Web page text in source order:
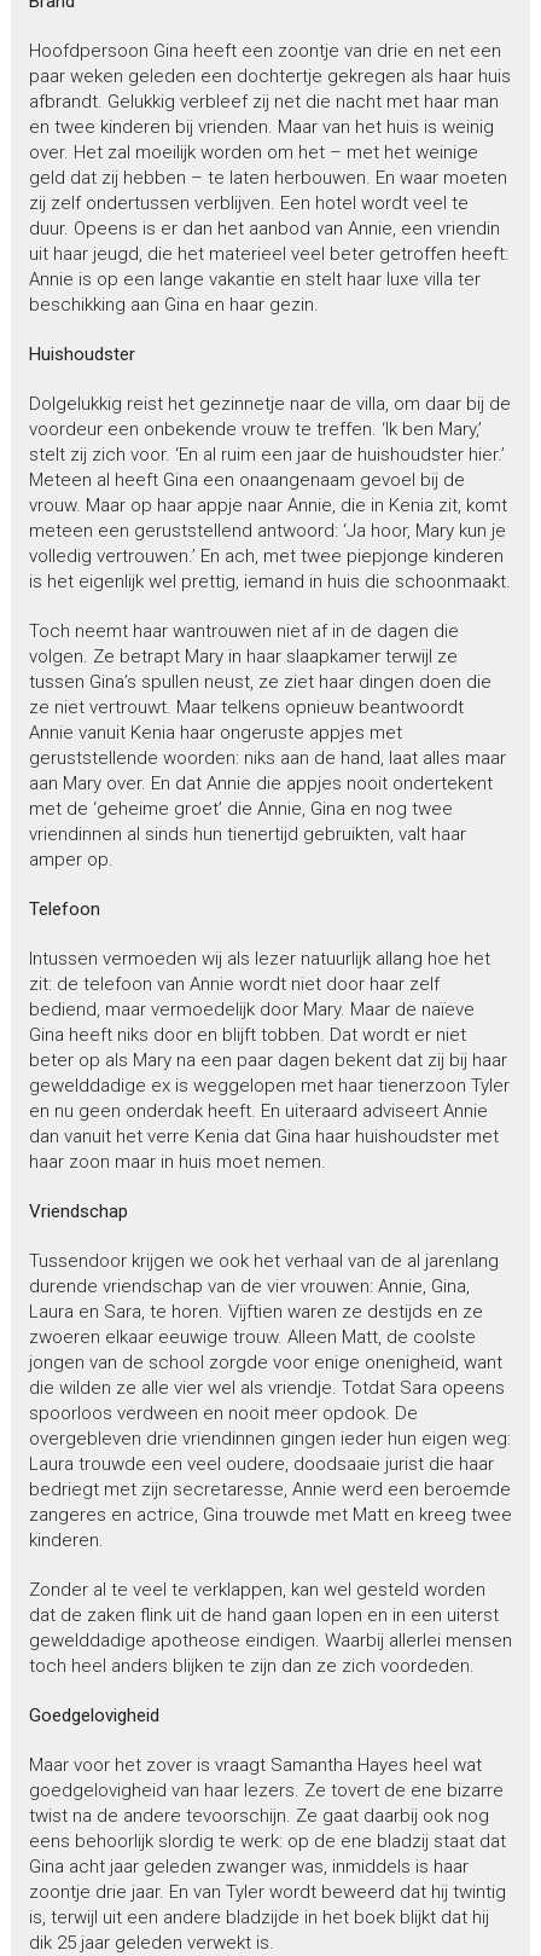
Hoofdpersoon Gina heeft een zoontje van drie en net een
paar weken geleden een dochtertje gekregen als haar huis
afbrandt. Gelukkig verbleef zij net die nacht met haar man
en twee kinderen bij vrienden. Maar van het huis is weinig
over. Het zal moeilijk worden om het – met het weinige
geld dat zij hebben – te laten herbouwen. En waar moeten
zij zelf ondertussen verblijven. Een hotel wordt veel te
duur. Opeens is er dan het aanbod van Annie, een vriendin
uit haar jeugd, die het materieel veel beter getroffen heeft:
Annie is op een lange vakantie en stelt haar luxe villa ter
beschikking aan Gina en haar gezin.
Huishoudster
Dolgelukkig reist het gezinnetje naar de villa, om daar bij de
voordeur een onbekende vrouw te treffen. ‘Ik ben Mary,’
stelt zij zich voor. ‘En al ruim een jaar de huishoudster hier.’
Meteen al heeft Gina een onaangenaam gevoel bij de
vrouw. Maar op haar appje naar Annie, die in Kenia zit, komt
meteen een geruststellend antwoord: ‘Ja hoor, Mary kun je
volledig vertrouwen.’ En ach, met twee piepjonge kinderen
is het eigenlijk wel prettig, iemand in huis die schoonmaakt.
Toch neemt haar wantrouwen niet af in de dagen die
volgen. Ze betrapt Mary in haar slaapkamer terwijl ze
tussen Gina’s spullen neust, ze ziet haar dingen doen die
ze niet vertrouwt. Maar telkens opnieuw beantwoordt
Annie vanuit Kenia haar ongeruste appjes met
geruststellende woorden: niks aan de hand, laat alles maar
aan Mary over. En dat Annie die appjes nooit ondertekent
met de ‘geheime groet’ die Annie, Gina en nog twee
vriendinnen al sinds hun tienertijd gebruikten, valt haar
amper op.
Telefoon
Intussen vermoeden wij als lezer natuurlijk allang hoe het
zit: de telefoon van Annie wordt niet door haar zelf
bediend, maar vermoedelijk door Mary. Maar de naïeve
Gina heeft niks door en blijft tobben. Dat wordt er niet
beter op als Mary na een paar dagen bekent dat zij bij haar
gewelddadige ex is weggelopen met haar tienerzoon Tyler
en nu geen onderdak heeft. En uiteraard adviseert Annie
dan vanuit het verre Kenia dat Gina haar huishoudster met
haar zoon maar in huis moet nemen.
Vriendschap
Tussendoor krijgen we ook het verhaal van de al jarenlang
durende vriendschap van de vier vrouwen: Annie, Gina,
Laura en Sara, te horen. Vijftien waren ze destijds en ze
zwoeren elkaar eeuwige trouw. Alleen Matt, de coolste
jongen van de school zorgde voor enige onenigheid, want
die wilden ze alle vier wel als vriendje. Totdat Sara opeens
spoorloos verdween en nooit meer opdook. De
overgebleven drie vriendinnen gingen ieder hun eigen weg:
Laura trouwde een veel oudere, doodsaaie jurist die haar
bedriegt met zijn secretaresse, Annie werd een beroemde
zangeres en actrice, Gina trouwde met Matt en kreeg twee
kinderen.
Zonder al te veel te verklappen, kan wel gesteld worden
dat de zaken flink uit de hand gaan lopen en in een uiterst
gewelddadige apotheose eindigen. Waarbij allerlei mensen
toch heel anders blijken te zijn dan ze zich voordeden.
Goedgelovigheid
Maar voor het zover is vraagt Samantha Hayes heel wat
goedgelovigheid van haar lezers. Ze tovert de ene bizarre
twist na de andere tevoorschijn. Ze gaat daarbij ook nog
eens behoorlijk slordig te werk: op de ene bladzij staat dat
Gina acht jaar geleden zwanger was, inmiddels is haar
zoontje drie jaar. En van Tyler wordt beweerd dat hij twintig
is, terwijl uit een andere bladzijde in het boek blijkt dat hij
dik 25 jaar geleden verwekt is.